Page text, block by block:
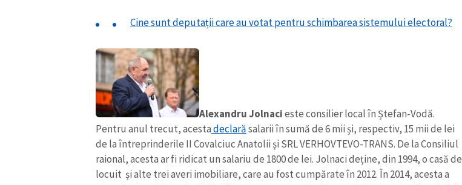
Cine sunt deputații care au votat pentru schimbarea sistemului electoral?
Alexandru Jolnacieste consilier local în Ștefan-Vodă.
Pentru anul trecut, acestadeclarăsalarii în sumă de 6 mii și, respectiv, 15 mii de lei
de la întreprinderile II Covalciuc Anatolii și SRL VERHOVTEVO-TRANS. De la Consiliul
raional, acesta ar fi ridicat un salariu de 1800 de lei. Jolnaci deține, din 1994, o casă de
locuit și alte trei averi imobiliare, care au fost cumpărate în 2012. În 2014, acesta a
ȘTIREA MEA
Titlu știre + Adaugă titlu
Fotografie + Încarcă imagine